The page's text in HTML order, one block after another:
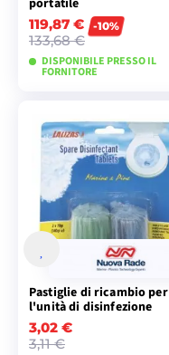
119,87 €
133,68 €
-10%
DISPONIBILE PRESSO IL
FORNITORE
AGGIUNGI AL
CARRELLO
Pastiglie di ricambio per
l'unità di disinfezione
3,02 €
3,11 €